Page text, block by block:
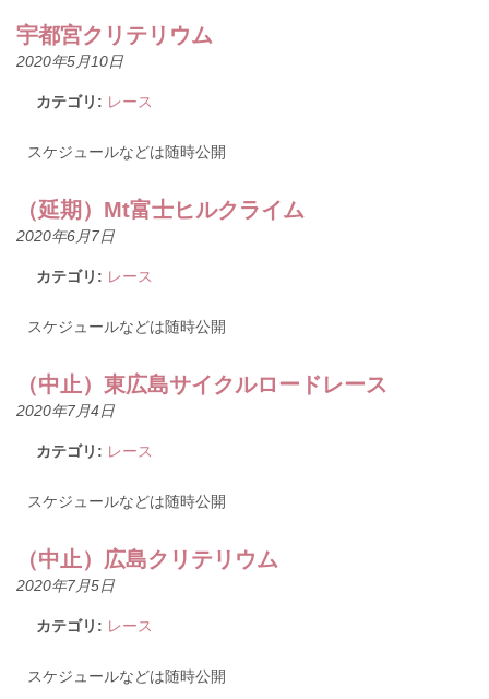
宇都宮クリテリウム
2020年5月10日
カテゴリ: レース
スケジュールなどは随時公開
（延期）Mt富士ヒルクライム
2020年6月7日
カテゴリ: レース
スケジュールなどは随時公開
（中止）東広島サイクルロードレース
2020年7月4日
カテゴリ: レース
スケジュールなどは随時公開
（中止）広島クリテリウム
2020年7月5日
カテゴリ: レース
スケジュールなどは随時公開